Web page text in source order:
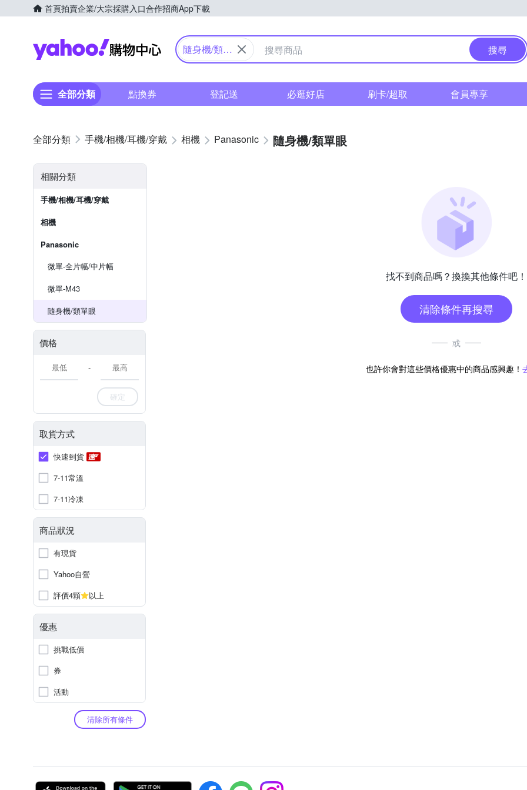
首頁拍賣企業/大宗採購入口合作招商App下載
Yahoo購物中心
隨身機/類單
搜尋
全部分類 點換券 登記送 必逛好店 刷卡/超取 會員專享
手機/相機/耳機/穿戴 相機 Panasonic 隨身機/類單眼
相關分類
手機/相機/耳機/穿戴
相機
Panasonic
微單-全片幅/中片幅
微單-M43
隨身機/類單眼
價格
-
確定
取貨方式
快速到貨
7-11常溫
7-11冷凍
商品狀況
有現貨
Yahoo自營
評價4顆
以上
優惠
挑戰低價
券
活動
清除所有條件
找不到商品嗎？換換其他條件吧！
清除條件再搜尋
或
也許你會對這些價格優惠中的商品感興趣！